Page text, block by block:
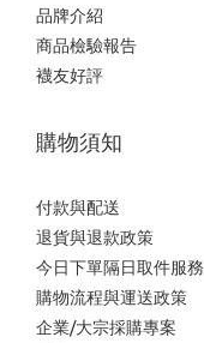
品牌介紹
商品檢驗報告
襪友好評
購物須知
付款與配送
退貨與退款政策
今日下單隔日取件服務
購物流程與運送政策
企業/大宗採購專案